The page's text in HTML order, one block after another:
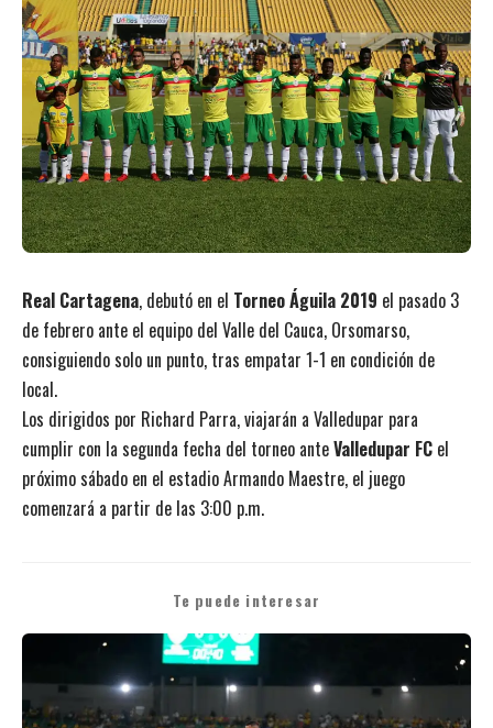
Real Cartagena, debutó en el Torneo Águila 2019 el pasado 3
de febrero ante el equipo del Valle del Cauca, Orsomarso,
consiguiendo solo un punto, tras empatar 1-1 en condición de
local.
Los dirigidos por Richard Parra, viajarán a Valledupar para
cumplir con la segunda fecha del torneo anteValledupar FC el
próximo sábado en el estadio Armando Maestre, el juego
comenzará a partir de las 3:00 p.m.
Te puede interesar